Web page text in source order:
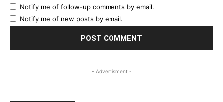
Notify me of follow-up comments by email.
Notify me of new posts by email.
- Advertisment -